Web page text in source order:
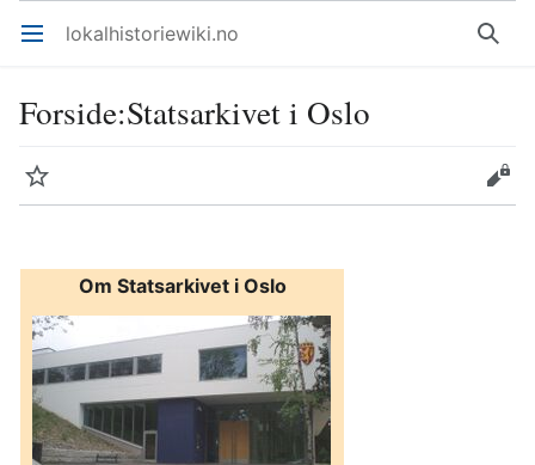
Åpne hovedmenyen lokalhistoriewiki.no Søk
Forside:Statsarkivet i Oslo
Overvåk Rediger
Om Statsarkivet i Oslo